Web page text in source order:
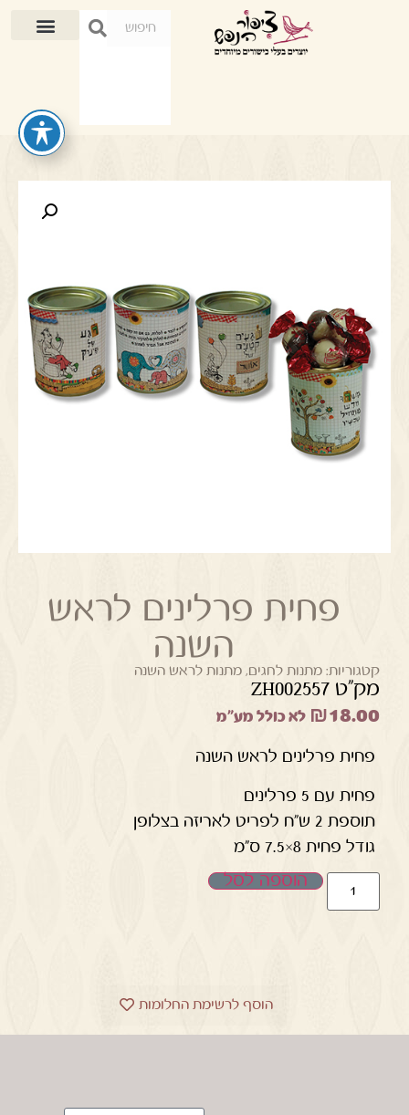
פחית פרלינים לראש
השנה
קטגוריות: מתנות לחגים,מתנות לראש השנה
מק"ט ZH002557
₪18.00 לא כולל מע"מ
פחית פרלינים לראש השנה
פחית עם 5 פרלינים
תוספת 2 ש"ח לפריט לאריזה בצלופן
גודל פחית 8×7.5 ס"מ
הוספה לסל
הוסף לרשימת החלומות